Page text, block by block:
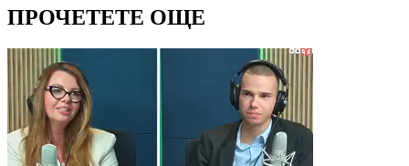
ПРОЧЕТЕТЕ ОЩЕ